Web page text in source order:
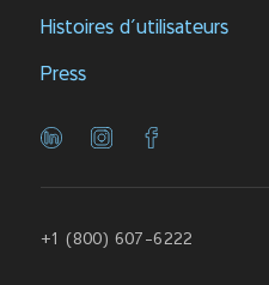
Histoires d’utilisateurs
Press
+1 (800) 607-6222